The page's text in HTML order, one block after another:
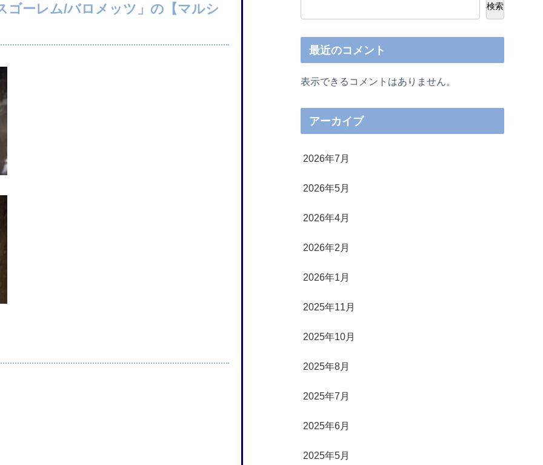
ゴーレム/バロメッツ」の【マルシ 検索
最近のコメント
表示できるコメントはありません。
アーカイブ
2026年7月
2026年5月
2026年4月
2026年2月
2026年1月
2025年11月
2025年10月
2025年8月
2025年7月
2025年6月
2025年5月